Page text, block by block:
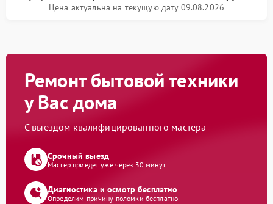
Цена актуальна на текущую дату 09.08.2026
Ремонт бытовой техники
у Вас дома
С выездом квалифицированного мастера
Срочный выезд
Мастер приедет уже через 30 минут
Диагностика и осмотр бесплатно
Определим причину поломки бесплатно